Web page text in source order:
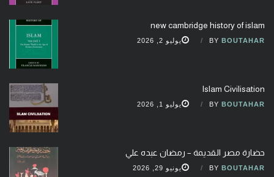
new cambridge history of islam
BY BOUTAHAR يوليو 2, 2026
Islam Civilisation
BY BOUTAHAR يوليو 1, 2026
حضارة مصر القديمة – رمضان عبده علي
BY BOUTAHAR يونيو 29, 2026